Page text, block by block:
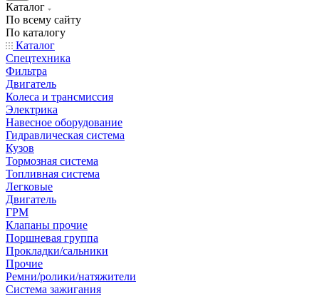
Каталог
По всему сайту
По каталогу
Каталог
Спецтехника
Фильтра
Двигатель
Колеса и трансмиссия
Электрика
Навесное оборудование
Гидравлическая система
Кузов
Тормозная система
Топливная система
Легковые
Двигатель
ГРМ
Клапаны прочие
Поршневая группа
Прокладки/сальники
Прочие
Ремни/ролики/натяжители
Система зажигания